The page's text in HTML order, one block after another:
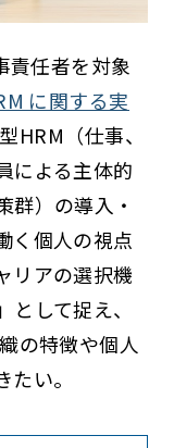
責任者を対象
に関する実
HRM（仕事、
による主体的
群）の導入・
く個人の視点
リアの選択機
して捉え、
の特徴や個人
い。